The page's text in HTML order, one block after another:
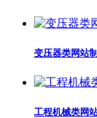
变压器类网站
工程机械类网